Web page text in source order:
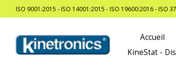
ISO 9001:2015 - ISO 14001:2015 - ISO 19600:2016 - ISO
Accueil
KineStat -